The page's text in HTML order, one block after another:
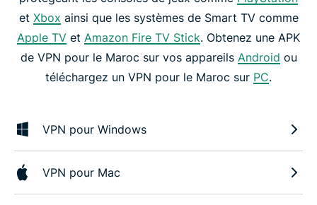
et Xbox ainsi que les systèmes de Smart TV comme
Apple TV et Amazon Fire TV Stick. Obtenez une APK
de VPN pour le Maroc sur vos appareils Android ou
téléchargez un VPN pour le Maroc sur PC.
VPN pour Windows
VPN pour Mac